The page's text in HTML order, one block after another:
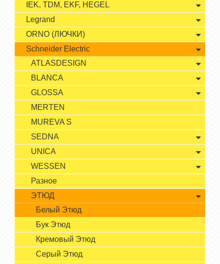
IEK, TDM, EKF, HEGEL
Legrand
ORNO (ЛЮЧКИ)
Schneider Electric
ATLASDESIGN
BLANCA
GLOSSA
MERTEN
MUREVA S
SEDNA
UNICA
WESSEN
Разное
ЭТЮД
Белый Этюд
Бук Этюд
Кремовый Этюд
Серый Этюд